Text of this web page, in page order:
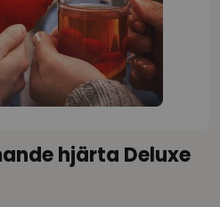
hjärta Deluxe